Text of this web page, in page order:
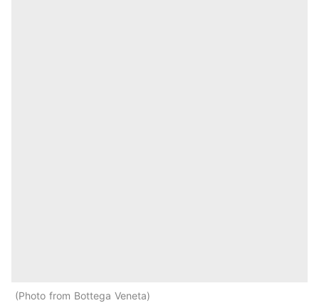
Photo from Bottega Veneta